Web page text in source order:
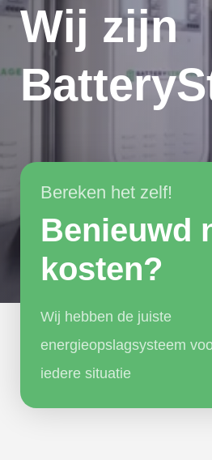
Wij zijn
Bereken het zelf!
Benieuwd
kosten?
Wij hebben de juiste
energieopslagsysteem
iedere situatie